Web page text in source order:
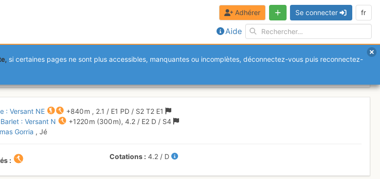
Aide
Adhérer Se connecter fr
si certaines pages ne sont plus accessibles, manquantes ou incomplètes, déconnectez-vous puis reconnectez-
N partiel, et Orionde NE
: Versant NE +840 m , 2.1 / E1 PD / S2T2 E1
: Versant N
+1220 m (300 m),4.2 / E2 D / S4
Gorria , Jé
Cotations 4.2 / D